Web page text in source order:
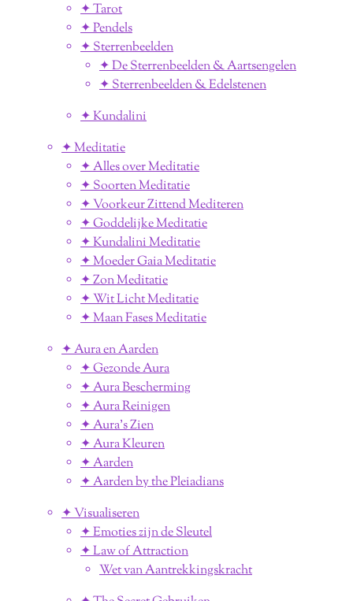
✦ Tarot
✦ Pendels
✦ Sterrenbeelden
✦ De Sterrenbeelden & Aartsengelen
✦ Sterrenbeelden & Edelstenen
✦ Kundalini
✦ Meditatie
✦ Alles over Meditatie
✦ Soorten Meditatie
✦ Voorkeur Zittend Mediteren
✦ Goddelijke Meditatie
✦ Kundalini Meditatie
✦ Moeder Gaia Meditatie
✦ Zon Meditatie
✦ Wit Licht Meditatie
✦ Maan Fases Meditatie
✦ Aura en Aarden
✦ Gezonde Aura
✦ Aura Bescherming
✦ Aura Reinigen
✦ Aura's Zien
✦ Aura Kleuren
✦ Aarden
✦ Aarden by the Pleiadians
✦ Visualiseren
✦ Emoties zijn de Sleutel
✦ Law of Attraction
Wet van Aantrekkingskracht